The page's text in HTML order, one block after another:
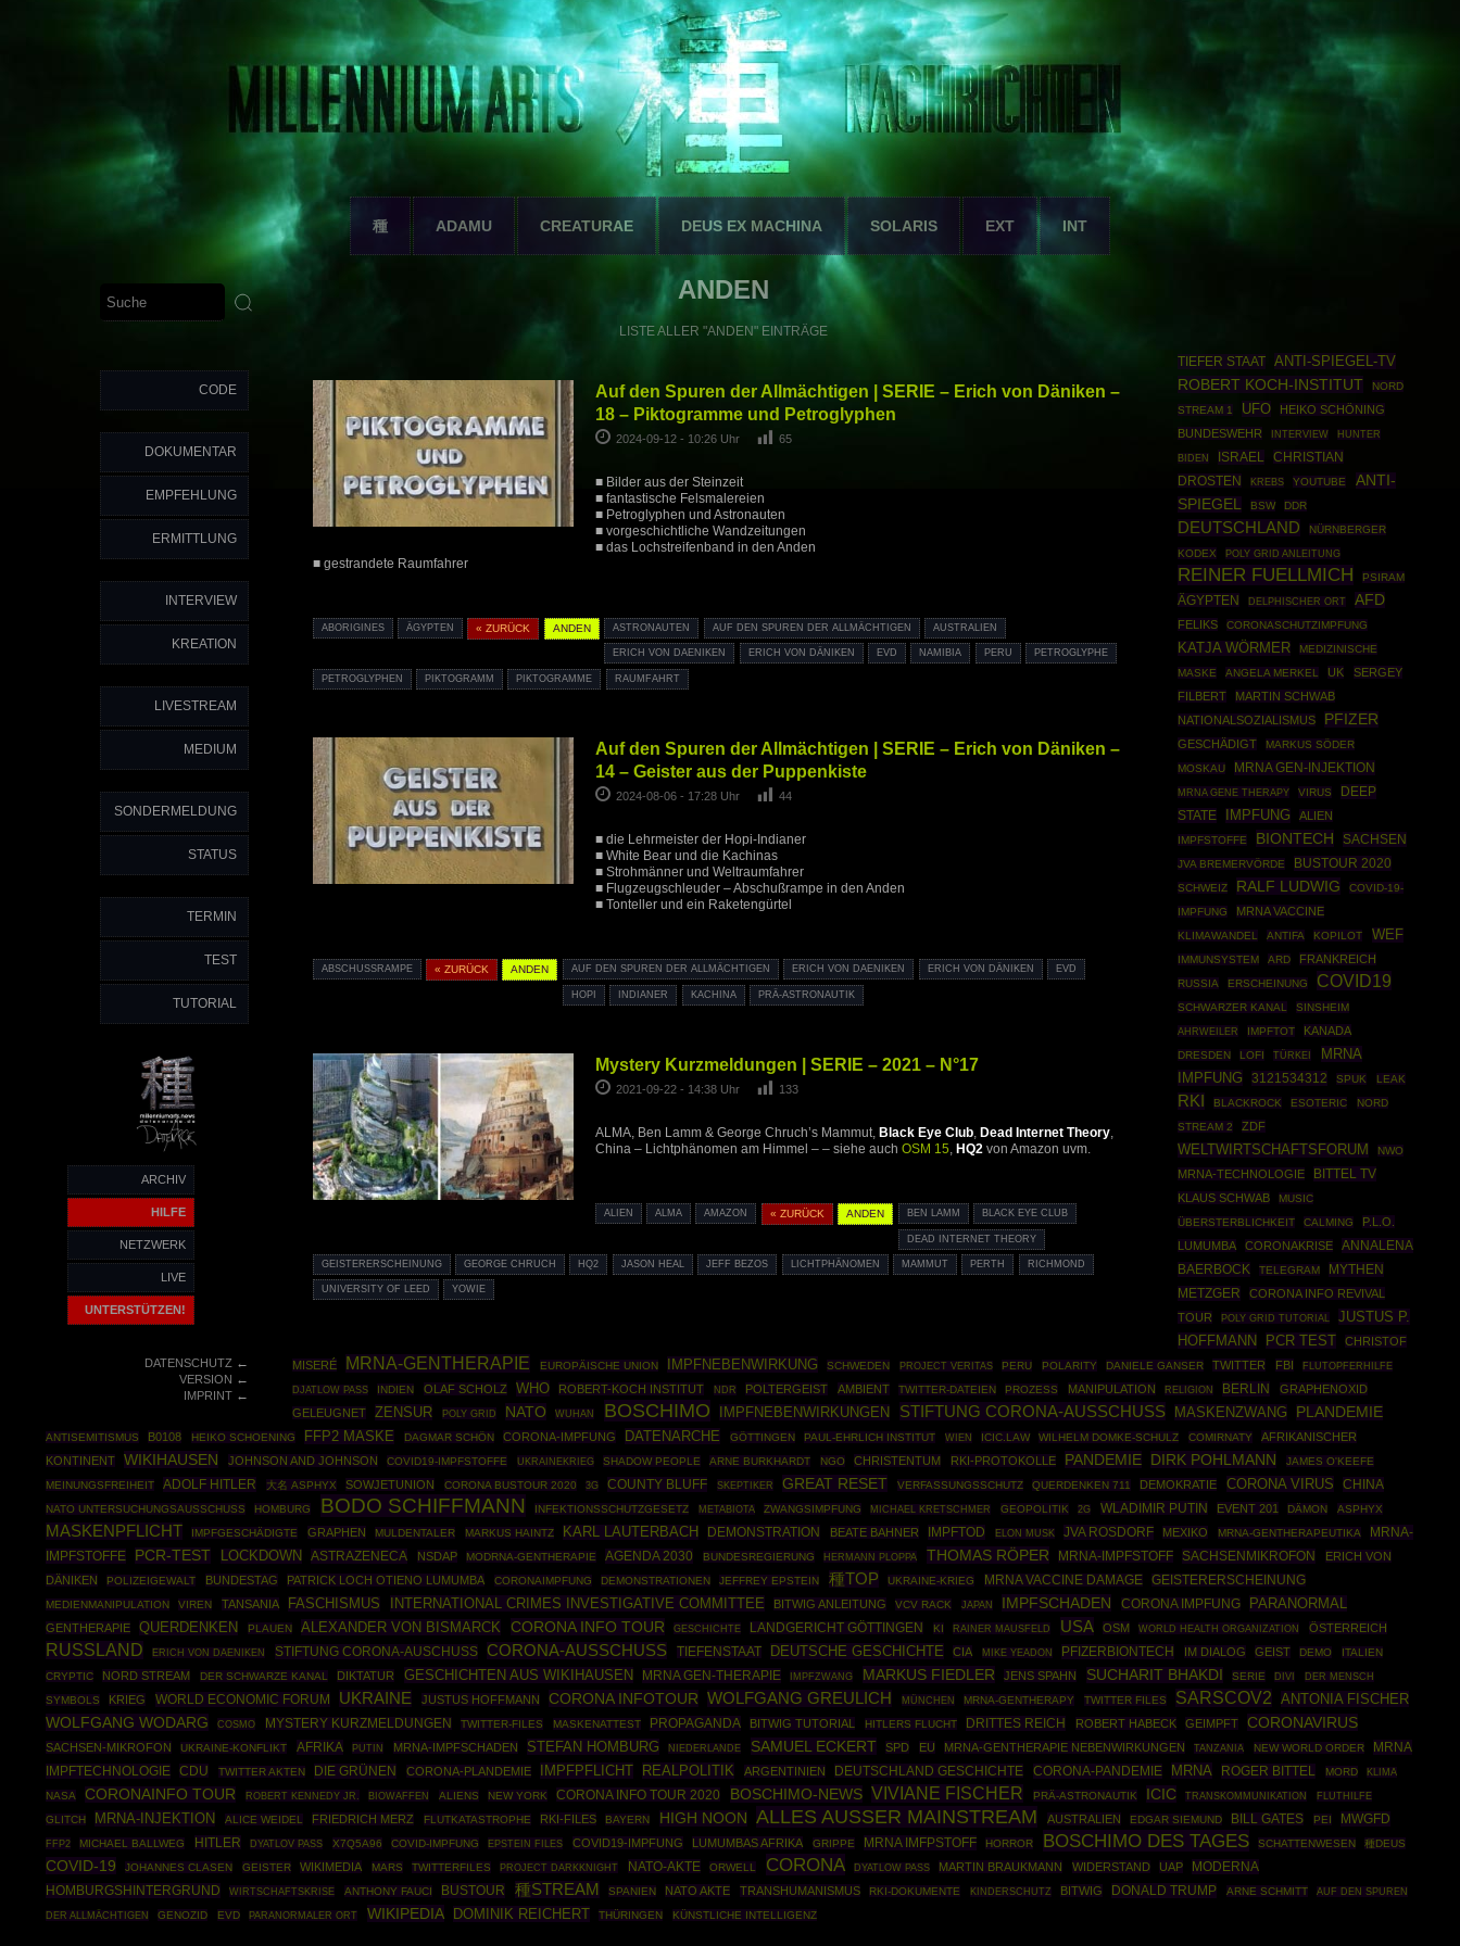
種 ADAMU CREATURAE DEUS EX MACHINA SOLARIS EXT INT
CODE
DOKUMENTAR
EMPFEHLUNG
ERMITTLUNG
INTERVIEW
KREATION
LIVESTREAM
MEDIUM
SONDERMELDUNG
STATUS
TERMIN
TEST
TUTORIAL
ARCHIV
HILFE
NETZWERK
LIVE
UNTERSTÜTZEN!
DATENSCHUTZ←
VERSION ←
IMPRINT←
ANDEN
LISTE ALLER "ANDEN" EINTRÄGE
Auf den Spuren der Allmächtigen | SERIE – Erich von Däniken –
18 – Piktogramme und Petroglyphen
2024-09-12 - 10:26 Uhr 65
■ Bilder aus der Steinzeit
■ fantastische Felsmalereien
■ Petroglyphen und Astronauten
■ vorgeschichtliche Wandzeitungen
■ das Lochstreifenband in den Anden
■ gestrandete Raumfahrer
ABORIGINES ÄGYPTEN « ZURÜCK ANDEN ASTRONAUTEN AUF DEN SPUREN DER ALLMÄCHTIGEN AUSTRALIEN
ERICH VON DAENIKEN ERICH VON DÄNIKEN EVD NAMIBIA PERU PETROGLYPHE
PETROGLYPHEN PIKTOGRAMM PIKTOGRAMME RAUMFAHRT
Auf den Spuren der Allmächtigen | SERIE – Erich von Däniken –
14 – Geister aus der Puppenkiste
2024-08-06 - 17:28 Uhr 44
■ die Lehrmeister der Hopi-Indianer
■ White Bear und die Kachinas
■ Strohmänner und Weltraumfahrer
■ Flugzeugschleuder – Abschußrampe in den Anden
■ Tonteller und ein Raketengürtel
ABSCHUSSRAMPE « ZURÜCK ANDEN AUF DEN SPUREN DER ALLMÄCHTIGEN ERICH VON DAENIKEN ERICH VON DÄNIKEN EVD
HOPI INDIANER KACHINA PRÄ-ASTRONAUTIK
Mystery Kurzmeldungen | SERIE – 2021 – N°17
2021-09-22 - 14:38 Uhr 133
ALMA, Ben Lamm & George Chruch’s Mammut, Black Eye Club, Dead Internet Theory,
China – Lichtphänomen am Himmel – – siehe auch OSM 15, HQ2von Amazon uvm.
ALIEN ALMA AMAZON « ZURÜCK ANDEN BEN LAMM BLACK EYE CLUB
DEAD INTERNET THEORY
GEISTERERSCHEINUNG GEORGE CHRUCH HQ2 JASON HEAL JEFF BEZOS LICHTPHÄNOMEN MAMMUT PERTH RICHMOND
UNIVERSITY OF LEED YOWIE
TIEFER STAAT ANTI-SPIEGEL-TV
ROBERT KOCH-INSTITUT
NORD
STREAM 1
UFO
HEIKO SCHÖNING
BUNDESWEHR
INTERVIEW HUNTER
BIDEN ISRAEL
CHRISTIAN
DROSTEN
KREBS YOUTUBE
ANTI-
SPIEGEL
BSW DDR
DEUTSCHLAND
NÜRNBERGER
KODEX
POLY GRID ANLEITUNG
REINER FUELLMICH PSIRAM
ÄGYPTEN DELPHISCHER ORT AFD
FELIKS CORONASCHUTZIMPFUNG
KATJA WÖRMER
MEDIZINISCHE
MASKE
ANGELA MERKEL UK
SERGEY
FILBERT
MARTIN SCHWAB
NATIONALSOZIALISMUS
PFIZER
GESCHÄDIGT
MARKUS SÖDER
MOSKAU
MRNA GEN-INJEKTION
MRNA GENE THERAPY VIRUS
DEEP
STATE
IMPFUNG ALIEN
IMPFSTOFFE BIONTECH SACHSEN
JVA BREMERVÖRDE BUSTOUR 2020
SCHWEIZ RALF LUDWIG
COVID-19-
IMPFUNG
MRNA VACCINE
KLIMAWANDEL ANTIFA KOPILOT WEF
IMMUNSYSTEM ARD FRANKREICH
RUSSIA ERSCHEINUNG COVID19
SCHWARZER KANAL
SINSHEIM
AHRWEILER
IMPFTOT KANADA
DRESDEN LOFI TÜRKEI
MRNA
IMPFUNG
3121534312 SPUK LEAK
RKI BLACKROCK ESOTERIC
NORD
STREAM 2
ZDF
WELTWIRTSCHAFTSFORUM NWO
MRNA-TECHNOLOGIE BITTEL TV
KLAUS SCHWAB
MUSIC
ÜBERSTERBLICHKEIT
CALMING
P.L.O.
LUMUMBA
CORONAKRISE
ANNALENA
BAERBOCK
TELEGRAM
MYTHEN
METZGER
CORONA INFO REVIVAL
TOUR
POLY GRID TUTORIAL
JUSTUS P.
HOFFMANN
PCR TEST
CHRISTOF
MISERÉ
MRNA-GENTHERAPIE EUROPÄISCHE UNION IMPFNEBENWIRKUNG SCHWEDEN PROJECT VERITAS PERU POLARITY DANIELE GANSER TWITTER FBI FLUTOPFERHILFE
DJATLOW PASS INDIEN OLAF SCHOLZ WHO ROBERT-KOCH INSTITUT NDR POLTERGEIST AMBIENT TWITTER-DATEIEN PROZESS MANIPULATION RELIGION BERLIN
GRAPHENOXID
GELEUGNET
ZENSUR POLY GRID NATO WUHAN BOSCHIMO IMPFNEBENWIRKUNGEN STIFTUNG CORONA-AUSSCHUSS MASKENZWANG PLANDEMIE
ANTISEMITISMUS B0108 HEIKO SCHOENING FFP2 MASKE DAGMAR SCHÖN CORONA-IMPFUNG DATENARCHE GÖTTINGEN PAUL-EHRLICH INSTITUT WIEN ICIC.LAW WILHELM DOMKE-SCHULZ COMIRNATY
AFRIKANISCHER
KONTINENT
WIKIHAUSEN JOHNSON AND JOHNSON COVID19-IMPFSTOFFE UKRAINEKRIEG SHADOW PEOPLE ARNE BURKHARDT NGO CHRISTENTUM RKI-PROTOKOLLE PANDEMIE DIRK POHLMANN
JAMES O'KEEFE
MEINUNGSFREIHEIT
ADOLF HITLER 大名 ASPHYX SOWJETUNION CORONA BUSTOUR 2020 3G COUNTY BLUFF SKEPTIKER GREAT RESET VERFASSUNGSSCHUTZ QUERDENKEN 711 DEMOKRATIE CORONA VIRUS CHINA
NATO UNTERSUCHUNGSAUSSCHUSS HOMBURG BODO SCHIFFMANN INFEKTIONSSCHUTZGESETZ METABIOTA ZWANGSIMPFUNG MICHAEL KRETSCHMER GEOPOLITIK 2G WLADIMIR PUTIN EVENT 201 DÄMON ASPHYX
MASKENPFLICHT IMPFGESCHÄDIGTE GRAPHEN MULDENTALER MARKUS HAINTZ KARL LAUTERBACH DEMONSTRATION BEATE BAHNER IMPFTOD ELON MUSK JVA ROSDORF MEXIKO MRNA-GENTHERAPEUTIKA
MRNA-
IMPFSTOFFE
PCR-TEST LOCKDOWN ASTRAZENECA NSDAP MODRNA-GENTHERAPIE AGENDA 2030 BUNDESREGIERUNG HERMANN PLOPPA THOMAS RÖPER MRNA-IMPFSTOFF SACHSENMIKROFON
ERICH VON
DÄNIKEN
POLIZEIGEWALT BUNDESTAG PATRICK LOCH OTIENO LUMUMBA CORONAIMPFUNG DEMONSTRATIONEN JEFFREY EPSTEIN 種TOP UKRAINE-KRIEG MRNA VACCINE DAMAGE GEISTERERSCHEINUNG
MEDIENMANIPULATION VIREN TANSANIA FASCHISMUS INTERNATIONAL CRIMES INVESTIGATIVE COMMITTEE BITWIG ANLEITUNG VCV RACK JAPAN IMPFSCHADEN CORONA IMPFUNG PARANORMAL
GENTHERAPIE QUERDENKEN PLAUEN ALEXANDER VON BISMARCK CORONA INFO TOUR GESCHICHTE LANDGERICHT GÖTTINGEN KI RAINER MAUSFELD USA OSM WORLD HEALTH ORGANIZATION ÖSTERREICH
RUSSLAND ERICH VON DAENIKEN STIFTUNG CORONA-AUSCHUSS CORONA-AUSSCHUSS TIEFENSTAAT DEUTSCHE GESCHICHTE CIA MIKE YEADON PFIZERBIONTECH IM DIALOG GEIST DEMO
ITALIEN
CRYPTIC
NORD STREAM DER SCHWARZE KANAL DIKTATUR GESCHICHTEN AUS WIKIHAUSEN MRNA GEN-THERAPIE IMPFZWANG MARKUS FIEDLER JENS SPAHN SUCHARIT BHAKDI SERIE DIVI DER MENSCH
SYMBOLS KRIEG WORLD ECONOMIC FORUM UKRAINE JUSTUS HOFFMANN CORONA INFOTOUR WOLFGANG GREULICH MÜNCHEN MRNA-GENTHERAPY TWITTER FILES SARSCOV2 ANTONIA FISCHER
WOLFGANG WODARG COSMO MYSTERY KURZMELDUNGEN TWITTER-FILES MASKENATTEST PROPAGANDA BITWIG TUTORIAL HITLERS FLUCHT DRITTES REICH ROBERT HABECK GEIMPFT CORONAVIRUS
SACHSEN-MIKROFON UKRAINE-KONFLIKT AFRIKA PUTIN MRNA-IMPFSCHADEN STEFAN HOMBURG NIEDERLANDE SAMUEL ECKERT SPD EU MRNA-GENTHERAPIE NEBENWIRKUNGEN TANZANIA NEW WORLD ORDER
MRNA
IMPFTECHNOLOGIE
CDU TWITTER AKTEN DIE GRÜNEN CORONA-PLANDEMIE IMPFPFLICHT REALPOLITIK ARGENTINIEN DEUTSCHLAND GESCHICHTE CORONA-PANDEMIE MRNA ROGER BITTEL MORD KLIMA
NASA CORONAINFO TOUR ROBERT KENNEDY JR. BIOWAFFEN ALIENS NEW YORK CORONA INFO TOUR 2020 BOSCHIMO-NEWS VIVIANE FISCHER PRÄ-ASTRONAUTIK ICIC TRANSKOMMUNIKATION FLUTHILFE
GLITCH MRNA-INJEKTION ALICE WEIDEL FRIEDRICH MERZ FLUTKATASTROPHE RKI-FILES BAYERN HIGH NOON ALLES AUSSER MAINSTREAM AUSTRALIEN EDGAR SIEMUND BILL GATES PEI MWGFD
FFP2 MICHAEL BALLWEG HITLER DYATLOV PASS X7Q5A96 COVID-IMPFUNG EPSTEIN FILES COVID19-IMPFUNG LUMUMBAS AFRIKA GRIPPE MRNA IMFPSTOFF HORROR BOSCHIMO DES TAGES SCHATTENWESEN 種DEUS
COVID-19 JOHANNES CLASEN GEISTER WIKIMEDIA MARS TWITTERFILES PROJECT DARKKNIGHT NATO-AKTE ORWELL CORONA DYATLOW PASS MARTIN BRAUKMANN WIDERSTAND UAP
MODERNA
HOMBURGSHINTERGRUND
WIRTSCHAFTSKRISE ANTHONY FAUCI BUSTOUR 種STREAM SPANIEN NATO AKTE TRANSHUMANISMUS RKI-DOKUMENTE KINDERSCHUTZ BITWIG DONALD TRUMP ARNE SCHMITT AUF DEN SPUREN
DER ALLMÄCHTIGEN GENOZID EVD PARANORMALER ORT WIKIPEDIA DOMINIK REICHERT THÜRINGEN KÜNSTLICHE INTELLIGENZ